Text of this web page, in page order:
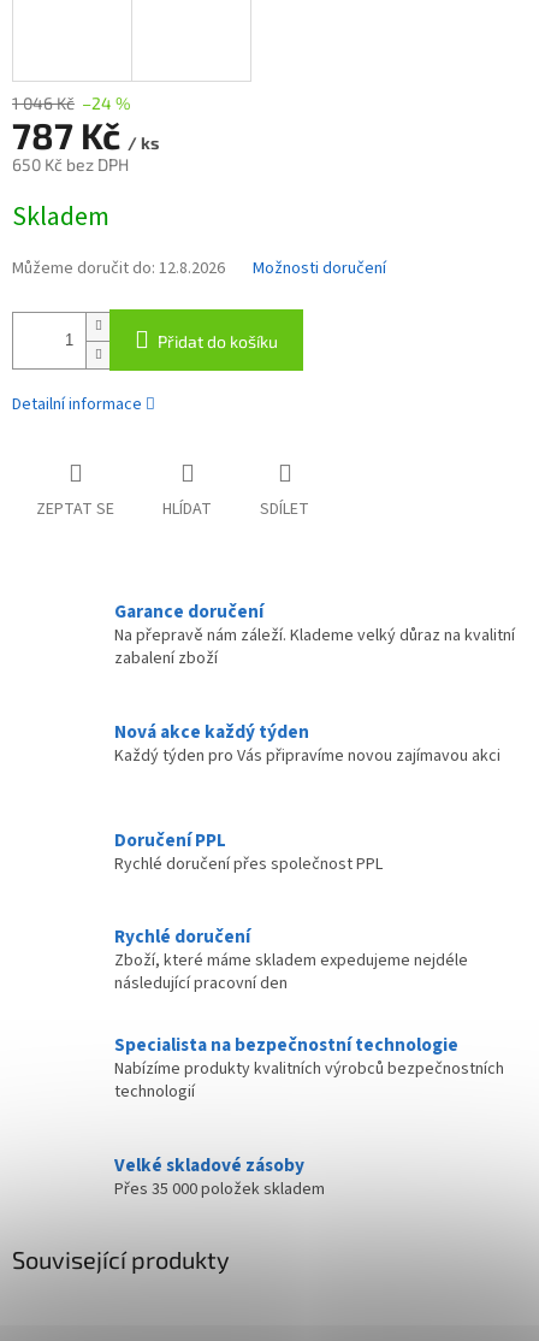
1 046 Kč –24 %
787 Kč / ks
650 Kč bez DPH
cena:
Skladem
Můžeme doručit do: 12.8.2026 Možnosti doručení
Přidat do košíku
Detailní informace
ZEPTAT SE HLÍDAT SDÍLET
Garance doručení
Na přepravě nám záleží. Klademe velký důraz na kvalitní
zabalení zboží
Nová akce každý týden
Každý týden pro Vás připravíme novou zajímavou akci
Doručení PPL
Rychlé doručení přes společnost PPL
Rychlé doručení
Zboží, které máme skladem expedujeme nejdéle
následující pracovní den
Specialista na bezpečnostní technologie
Nabízíme produkty kvalitních výrobců bezpečnostních
technologií
Velké skladové zásoby
Přes 35 000 položek skladem
Související produkty